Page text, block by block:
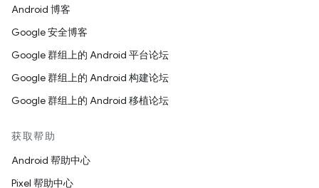
Android 博客
Google 安全博客
Google 群组上的 Android 平台论坛
Google 群组上的 Android 构建论坛
Google 群组上的 Android 移植论坛
获取帮助
Android 帮助中心
Pixel 帮助中心